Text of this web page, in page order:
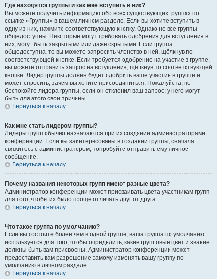
Где находятся группы и как мне вступить в них?
Вы можете получить информацию обо всех существующих группах по
ссылке «Группы» в вашем личном разделе. Если вы хотите вступить в
одну из них, нажмите соответствующую кнопку. Однако не все группы
общедоступны. Некоторые могут требовать одобрения для вступления в
них, могут быть закрытыми или даже скрытыми. Если группа
общедоступна, то вы можете запросить членство в ней, щёлкнув по
соответствующей кнопке. Если требуется одобрение на участие в группе,
вы можете отправить запрос на вступление, щёлкнув по соответствующей
кнопке. Лидер группы должен будет одобрить ваше участие в группе и
может спросить, зачем вы хотите присоединиться. Пожалуйста, не
беспокойте лидера группы, если он отклонил ваш запрос; у него могут
быть для этого свои причины.
Вернуться к началу
Как мне стать лидером группы?
Лидеры групп обычно назначаются при их создании администраторами
конференции. Если вы заинтересованы в создании группы, сначала
свяжитесь с администратором; попробуйте отправить ему личное
сообщение.
Вернуться к началу
Почему названия некоторых групп имеют разные цвета?
Администратор конференции может присваивать цвета участникам групп
для того, чтобы их было проще отличать друг от друга.
Вернуться к началу
Что такое группа по умолчанию?
Если вы состоите более чем в одной группе, ваша группа по умолчанию
используется для того, чтобы определить, какие групповые цвет и звание
должны быть вам присвоены. Администратор конференции может
предоставить вам разрешение самому изменять вашу группу по
умолчанию в личном разделе.
Вернуться к началу